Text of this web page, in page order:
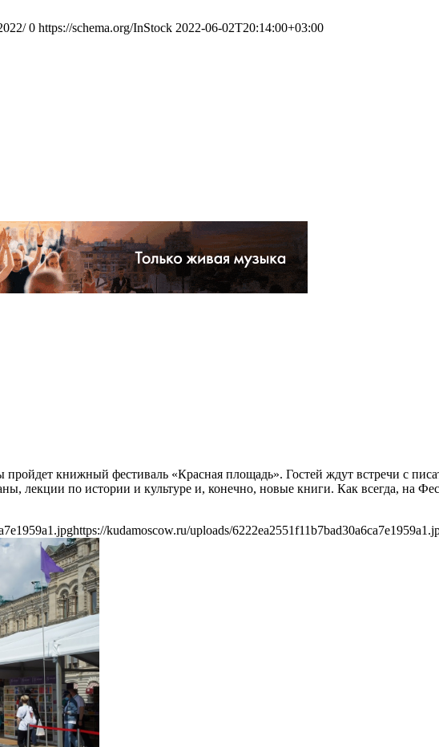
0 https://schema.org/InStock 2022-06-02T20:14:00+03:00
книжный фестиваль «Красная площадь». Гостей ждут встречи с
лекции по истории и культуре и, конечно, новые книги. Как всегда, на
https://kudamoscow.ru/uploads/